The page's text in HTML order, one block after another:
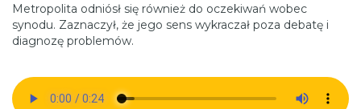
Metropolita odniósł się również do oczekiwań wobec
synodu. Zaznaczył, że jego sens wykraczał poza debatę i
diagnozę problemów.